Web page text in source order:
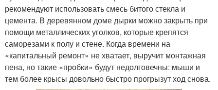
рекомендуют использовать смесь битого стекла и
цемента. В деревянном доме дырки можно закрыть при
помощи металлических уголков, которые крепятся
саморезами к полу и стене. Когда времени на
«капитальный ремонт» не хватает, выручит монтажная
пена, но такие «пробки» будут недолговечны: мыши и
тем более крысы довольно быстро прогрызут ход снова.